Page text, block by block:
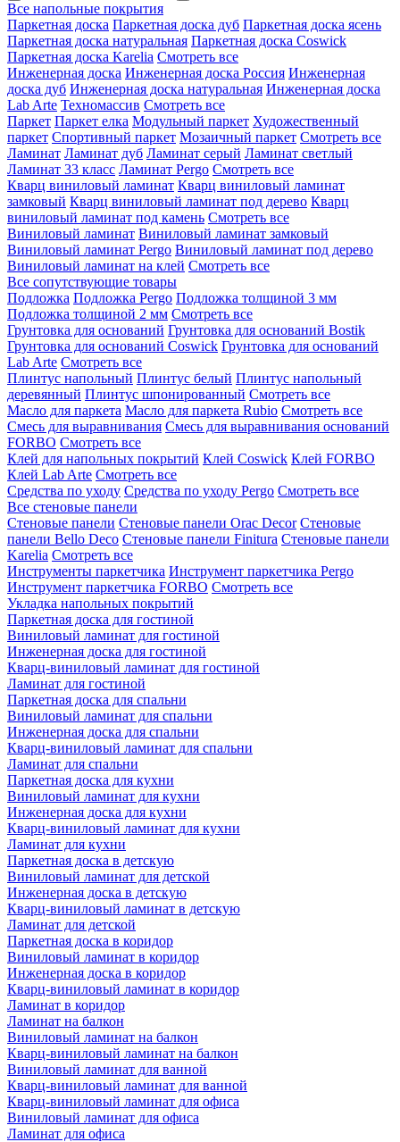
Все напольные покрытия
Паркетная доска Паркетная доска дуб Паркетная доска ясень
Паркетная доска натуральная Паркетная доска Coswick
Паркетная доска Karelia Смотреть все
Инженерная доска Инженерная доска Россия Инженерная
доска дуб Инженерная доска натуральная Инженерная доска
Lab Arte Техномассив Смотреть все
Паркет Паркет елка Модульный паркет Художественный
паркет Спортивный паркет Мозаичный паркет Смотреть все
Ламинат Ламинат дуб Ламинат серый Ламинат светлый
Ламинат 33 класс Ламинат Pergo Смотреть все
Кварц виниловый ламинат Кварц виниловый ламинат
замковый Кварц виниловый ламинат под дерево Кварц
виниловый ламинат под камень Смотреть все
Виниловый ламинат Виниловый ламинат замковый
Виниловый ламинат Pergo Виниловый ламинат под дерево
Виниловый ламинат на клей Смотреть все
Все сопутствующие товары
Подложка Подложка Pergo Подложка толщиной 3 мм
Подложка толщиной 2 мм Смотреть все
Грунтовка для оснований Грунтовка для оснований Bostik
Грунтовка для оснований Coswick Грунтовка для оснований
Lab Arte Смотреть все
Плинтус напольный Плинтус белый Плинтус напольный
деревянный Плинтус шпонированный Смотреть все
Масло для паркета Масло для паркета Rubio Смотреть все
Смесь для выравнивания Смесь для выравнивания оснований
FORBO Смотреть все
Клей для напольных покрытий Клей Coswick Клей FORBO
Клей Lab Arte Смотреть все
Средства по уходу Средства по уходу Pergo Смотреть все
Все стеновые панели
Стеновые панели Стеновые панели Orac Decor Стеновые
панели Bello Deco Стеновые панели Finitura Стеновые панели
Karelia Смотреть все
Инструменты паркетчика Инструмент паркетчика Pergo
Инструмент паркетчика FORBO Смотреть все
Укладка напольных покрытий
Паркетная доска для гостиной
Виниловый ламинат для гостиной
Инженерная доска для гостиной
Кварц-виниловый ламинат для гостиной
Ламинат для гостиной
Паркетная доска для спальни
Виниловый ламинат для спальни
Инженерная доска для спальни
Кварц-виниловый ламинат для спальни
Ламинат для спальни
Паркетная доска для кухни
Виниловый ламинат для кухни
Инженерная доска для кухни
Кварц-виниловый ламинат для кухни
Ламинат для кухни
Паркетная доска в детскую
Виниловый ламинат для детской
Инженерная доска в детскую
Кварц-виниловый ламинат в детскую
Ламинат для детской
Паркетная доска в коридор
Виниловый ламинат в коридор
Инженерная доска в коридор
Кварц-виниловый ламинат в коридор
Ламинат в коридор
Ламинат на балкон
Виниловый ламинат на балкон
Кварц-виниловый ламинат на балкон
Виниловый ламинат для ванной
Кварц-виниловый ламинат для ванной
Кварц-виниловый ламинат для офиса
Виниловый ламинат для офиса
Ламинат для офиса